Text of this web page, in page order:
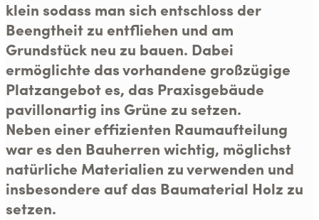
klein sodass man sich entschloss der
Beengtheit zu entfliehen und am
Grundstück neu zu bauen. Dabei
ermöglichte das vorhandene großzügige
Platzangebot es, das Praxisgebäude
pavillonartig ins Grüne zu setzen.
Neben einer effizienten Raumaufteilung
war es den Bauherren wichtig, möglichst
natürliche Materialien zu verwenden und
insbesondere auf das Baumaterial Holz zu
setzen.